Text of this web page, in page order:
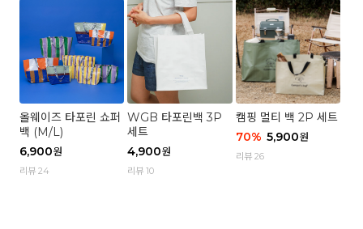
올웨이즈 타포린 쇼퍼
백 (M/L)
6,900원
리뷰 24
WGB 타포린백 3P
세트
4,900원
리뷰 10
캠핑 멀티 백 2P 세트
70% 5,900원
리뷰 26